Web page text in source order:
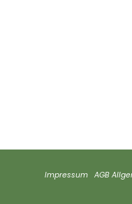
Impressum AGB